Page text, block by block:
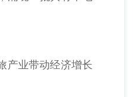
产业带动经济增长